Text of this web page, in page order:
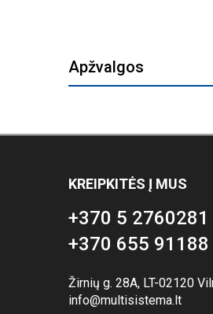
Apžvalgos
KREIPKITĖS Į MUS
+370 5 2760281
+370 655 91188
Žirnių g. 28A, LT-02120
info@multisistema.lt